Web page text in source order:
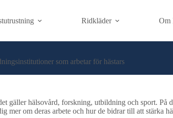
Ridkläder Om
som arbetar för hästars
gäller hälsovård, forskning, utbildning och sport.
mer om deras arbete och hur de bidrar till att stärka